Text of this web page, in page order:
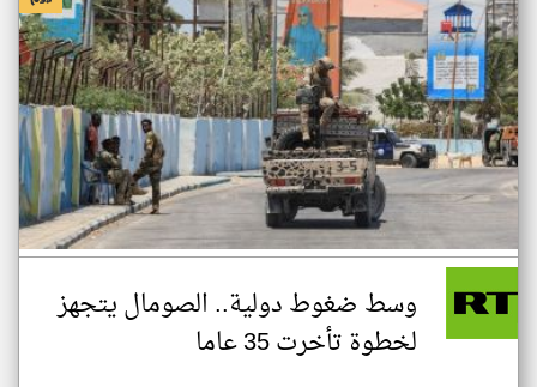
وسط ضغوط دولية.. الصومال يتجهز
لخطوة تأخرت 35 عاما